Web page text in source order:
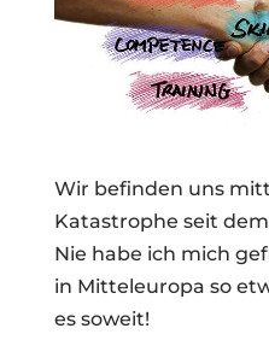
Wir befinden uns
Katastrophe seit
Nie habe ich mich
in Mitteleuropa so
es soweit!